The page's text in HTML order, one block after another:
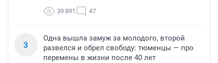
39 891 47
3
Одна вышла замуж за молодого, второй
развелся и обрел свободу: тюменцы — про
перемены в жизни после 40 лет